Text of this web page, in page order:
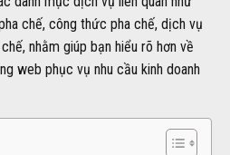
chế, công thức pha chế, dịch vụ
nhằm giúp bạn hiểu rõ hơn về
web phục vụ nhu cầu kinh doanh